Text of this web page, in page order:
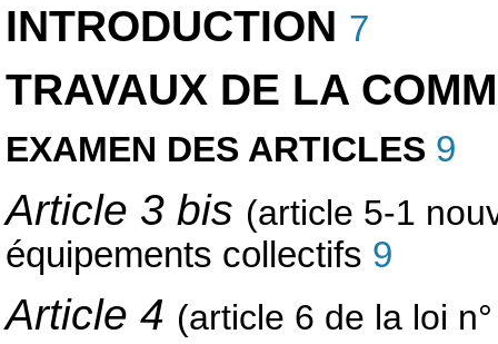
INTRODUCTION 7
TRAVAUX DE LA
EXAMEN DES ARTICLES 9
Article 3 bis (article 5-1
équipements collectifs 9
Article 4 (article 6 de la loi